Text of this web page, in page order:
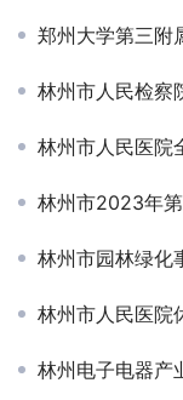
下一个：乡村振兴课题（八）
相关新闻